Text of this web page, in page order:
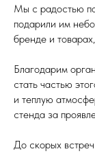
Мы с радостью
подарили им
бренде и
Благодарим
стать частью
и теплую
стенда за
До скорых